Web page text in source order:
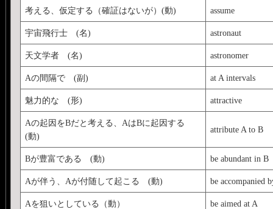
考える、仮定する（確証はないが）(動) assume
宇宙飛行士 (名) astronaut
天文学者 (名) astronomer
Aの間隔で (副) at A intervals
魅力的な (形) attractive
Aの起因をBだと考える、AはBに起因する
(動)
attribute A to B
Bが豊富である (動) be abundant in B
Aが伴う、Aが付随して起こる (動) be accompanied
Aを狙いとしている（動） be aimed at A